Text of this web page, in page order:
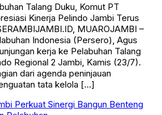
Talang Duku, Komut PT
Kinerja Pelindo Jambi Terus
MUAROJAMBI –
Indonesia (Persero), Agus
kerja ke Pelabuhan Talang
Regional 2 Jambi, Kamis (23/7).
dari agenda peninjauan
tata kelola […]